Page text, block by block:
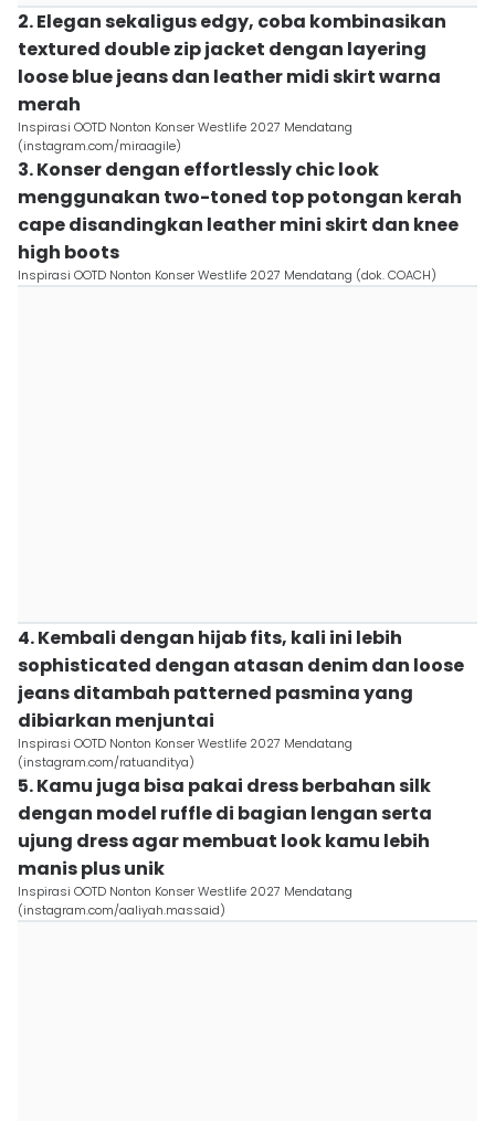
2. Elegan sekaligus edgy, coba kombinasikan
textured double zip jacket dengan layering
loose blue jeans dan leather midi skirt warna
merah
Inspirasi OOTD Nonton Konser Westlife 2027 Mendatang
(instagram.com/miraagile)
3. Konser dengan effortlessly chic look
menggunakan two-toned top potongan kerah
cape disandingkan leather mini skirt dan knee
high boots
Inspirasi OOTD Nonton Konser Westlife 2027 Mendatang (dok. COACH)
4. Kembali dengan hijab fits, kali ini lebih
sophisticated dengan atasan denim dan loose
jeans ditambah patterned pasmina yang
dibiarkan menjuntai
Inspirasi OOTD Nonton Konser Westlife 2027 Mendatang
(instagram.com/ratuanditya)
5. Kamu juga bisa pakai dress berbahan silk
dengan model ruffle di bagian lengan serta
ujung dress agar membuat look kamu lebih
manis plus unik
Inspirasi OOTD Nonton Konser Westlife 2027 Mendatang
(instagram.com/aaliyah.massaid)